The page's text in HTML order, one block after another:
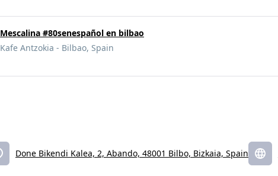
Mescalina #80senespañol en bilbao
Kafe Antzokia - Bilbao, Spain
Done Bikendi Kalea, 2, Abando, 48001 Bilbo, Bizkaia, Spain